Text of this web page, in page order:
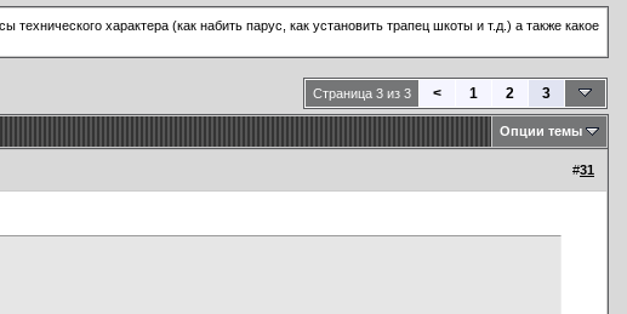
характера (как набить парус, как установить трапец шкоты и т.д.) а также какое
Страница 3 из 3 < 1 2 3
Опции темы
#31